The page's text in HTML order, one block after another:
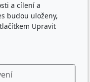
a cílení a
budou uloženy,
Upravit